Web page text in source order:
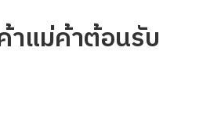
าแม่ค้าต้อนรับ